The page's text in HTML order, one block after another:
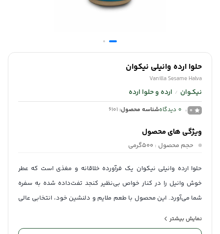
حلوا ارده وانیلی نیکوان
Vanilla Sesame Halva
نیکـوان / ارده و حلوا ارده
0
0 دیدگاهشناسه محصول: 6101
ویژگی های محصول
حجم محصول : 500گرمی
حلوا ارده وانیلی نیکوان یک فرآورده خلاقانه و مغذی است که عطر
خوش وانیل را در کنار خواص بی‌نظیر کنجد تفت‌داده شده به سفره
شما می‌آورد. این محصول با طعم ملایم و دلنشین خود، انتخابی عالی
خوراکی‌های حاوی شکر مصنوعی است.
نمایش بیشتر